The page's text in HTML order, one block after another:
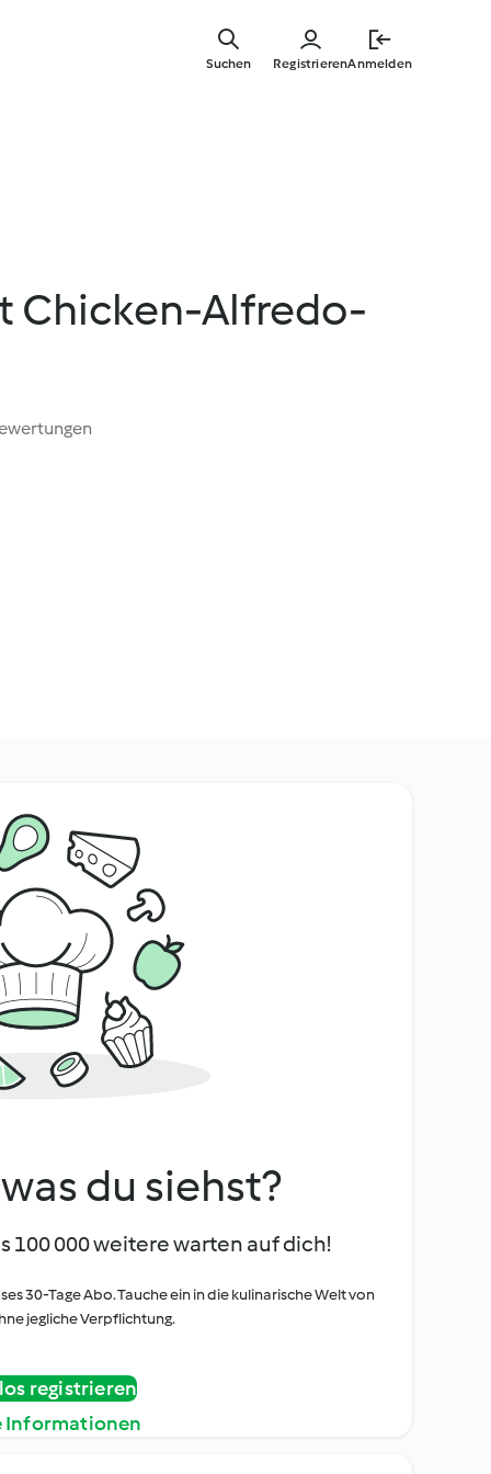
springen
RegistrierenAnmelden
Suchen
Chicken-Alfredo-
du siehst?
100 000 weitere warten auf dich!
30-Tage Abo. Tauche ein in die kulinarische Welt von
jegliche Verpflichtung.
registrieren
Informationen